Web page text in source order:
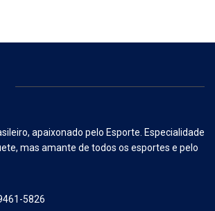
apaixonado pelo Esporte. Especialidade
mas amante de todos os esportes e pelo
5826